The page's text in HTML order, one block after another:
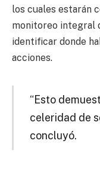
los cuales estarán
monitoreo integral
identificar donde
acciones.
“Esto
celeridad de
concluyó.